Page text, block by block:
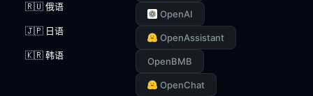
🇷🇺 俄语
🇯🇵 日语
🇰🇷 韩语
OpenAI
OpenAssistant
OpenBMB
OpenChat